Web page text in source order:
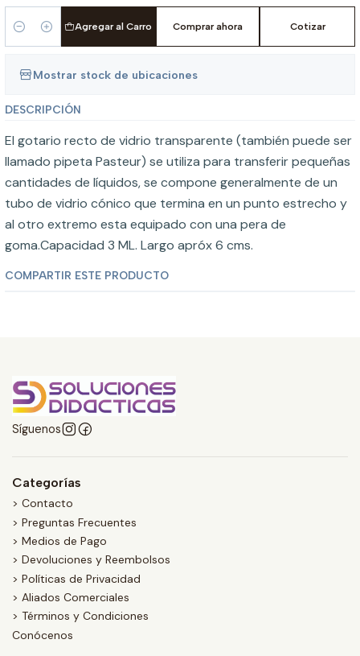
Cantidad
Agregar al Carro Comprar ahora Cotizar
Mostrar stock de ubicaciones
DESCRIPCIÓN
El gotario recto de vidrio transparente (también puede ser
llamado pipeta Pasteur) se utiliza para transferir pequeñas
cantidades de líquidos, se compone generalmente de un
tubo de vidrio cónico que termina en un punto estrecho y
al otro extremo esta equipado con una pera de
goma.Capacidad 3 ML. Largo apróx 6 cms.
COMPARTIR ESTE PRODUCTO
Síguenos
Categorías
> Contacto
> Preguntas Frecuentes
> Medios de Pago
> Devoluciones y Reembolsos
> Políticas de Privacidad
> Aliados Comerciales
> Términos y Condiciones
Conócenos